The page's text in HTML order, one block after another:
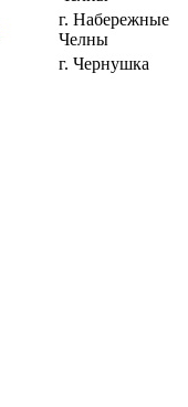
г. Набережные
Челны
г. Чернушка